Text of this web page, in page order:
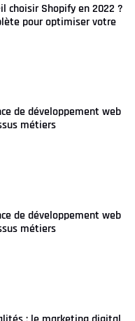
choisir Shopify en 2022 ?
pour optimiser votre
de développement web
métiers
de développement web
métiers